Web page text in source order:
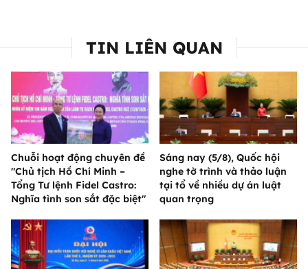
TIN LIÊN QUAN
Chuỗi hoạt động chuyên đề
"Chủ tịch Hồ Chí Minh –
Tổng Tư lệnh Fidel Castro:
Nghĩa tình son sắt đặc biệt"
Sáng nay (5/8), Quốc hội
nghe tờ trình và thảo luận
tại tổ về nhiều dự án luật
quan trọng